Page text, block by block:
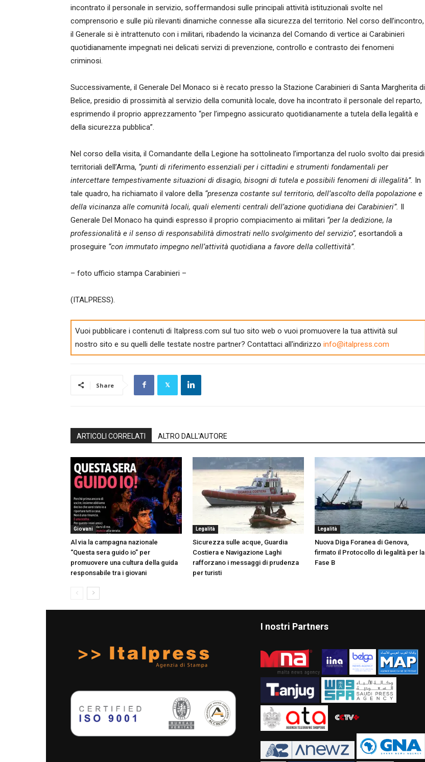
incontrato il personale in servizio, soffermandosi sulle principali attività istituzionali svolte nel
comprensorio e sulle più rilevanti dinamiche connesse alla sicurezza del territorio. Nel corso dell’incontro,
il Generale si è intrattenuto con i militari, ribadendo la vicinanza del Comando di vertice ai Carabinieri
quotidianamente impegnati nei delicati servizi di prevenzione, controllo e contrasto dei fenomeni
criminosi.
Successivamente, il Generale Del Monaco si è recato presso la Stazione Carabinieri di Santa Margherita di
Belice, presidio di prossimità al servizio della comunità locale, dove ha incontrato il personale del reparto,
esprimendo il proprio apprezzamento “per l’impegno assicurato quotidianamente a tutela della legalità e
della sicurezza pubblica”.
Nel corso della visita, il Comandante della Legione ha sottolineato l’importanza del ruolo svolto dai presidi
territoriali dell’Arma, “punti di riferimento essenziali per i cittadini e strumenti fondamentali per
intercettare tempestivamente situazioni di disagio, bisogni di tutela e possibili fenomeni di illegalità”. In
tale quadro, ha richiamato il valore della “presenza costante sul territorio, dell’ascolto della popolazione e
della vicinanza alle comunità locali, quali elementi centrali dell’azione quotidiana dei Carabinieri”. Il
Generale Del Monaco ha quindi espresso il proprio compiacimento ai militari “per la dedizione, la
professionalità e il senso di responsabilità dimostrati nello svolgimento del servizio”, esortandoli a
proseguire “con immutato impegno nell’attività quotidiana a favore della collettività”.
– foto ufficio stampa Carabinieri –
(ITALPRESS).
Vuoi pubblicare i contenuti di Italpress.com sul tuo sito web o vuoi promuovere la tua attività sul
nostro sito e su quelli delle testate nostre partner? Contattaci all'indirizzo info@italpress.com
Share
ARTICOLI CORRELATI ALTRO DALL'AUTORE
Giovani
Al via la campagna nazionale
“Questa sera guido io” per
promuovere una cultura della guida
responsabile tra i giovani
Legalità
Sicurezza sulle acque, Guardia
Costiera e Navigazione Laghi
rafforzano i messaggi di prudenza
per turisti
Legalità
Nuova Diga Foranea di Genova,
firmato il Protocollo di legalità per la
Fase B
I nostri Partners